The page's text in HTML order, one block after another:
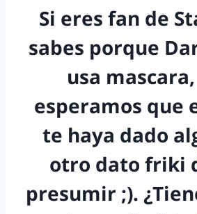
Si eres fan de
sabes porque
usa
esperamos que
te haya dado
otro dato friki
presumir ;).